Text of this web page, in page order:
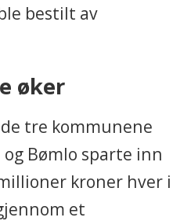
bestilt av
øker
tre kommunene
Bømlo sparte inn
kroner hver i
et